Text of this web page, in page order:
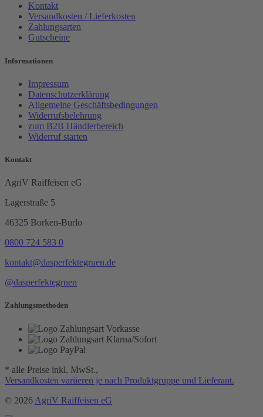
Kontakt
Versandkosten / Lieferkosten
Zahlungsarten
Gutscheine
Informationen
Impressum
Datenschutzerklärung
Allgemeine Geschäftsbedingungen
Widerrufsbelehrung
zum B2B Händlerbereich
Widerruf starten
Kontakt
AgriV Raiffeisen eG
Lagerstraße 5
46325 Borken-Burlo
0800 724 583 0
kontakt@dasperfektegruen.de
@dasperfektegruen
Zahlungsmethoden
* alle Preise inkl. MwSt.,
Versandkosten variieren je nach Produktgruppe und Lieferant.
© 2026 AgriV Raiffeisen eG